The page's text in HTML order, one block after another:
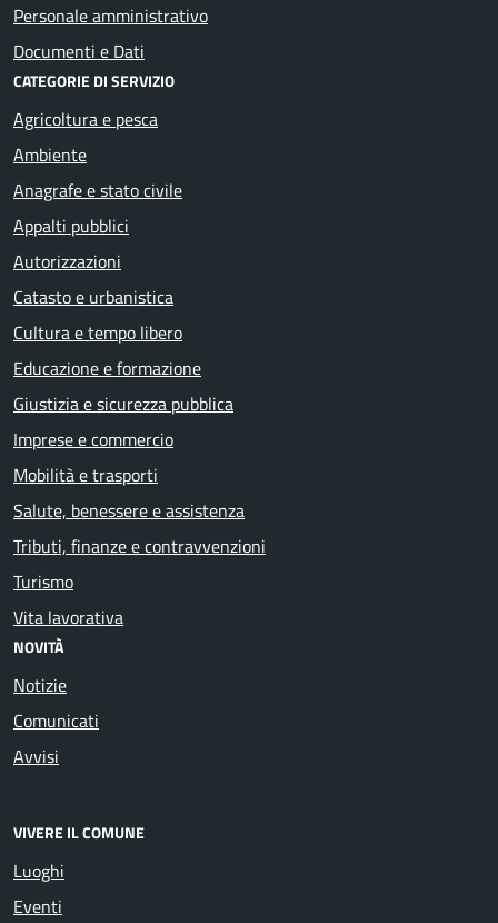
Personale amministrativo
Documenti e Dati
CATEGORIE DI SERVIZIO
Agricoltura e pesca
Ambiente
Anagrafe e stato civile
Appalti pubblici
Autorizzazioni
Catasto e urbanistica
Cultura e tempo libero
Educazione e formazione
Giustizia e sicurezza pubblica
Imprese e commercio
Mobilità e trasporti
Salute, benessere e assistenza
Tributi, finanze e contravvenzioni
Turismo
Vita lavorativa
NOVITÀ
Notizie
Comunicati
Avvisi
VIVERE IL COMUNE
Luoghi
Eventi